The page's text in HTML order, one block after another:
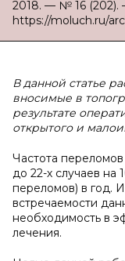
2018. — № 16 (202).
https://moluch.ru/
В данной статье
вносимые в
результате
открытого и
Частота переломов
до 22-х случаев на
переломов) в год.
встречаемости
необходимость в
лечения.